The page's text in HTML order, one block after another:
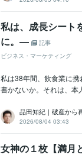
私は、成長シート
に。―
記事
ビジネス・マーケティング
私は38年間、飲食業に携
書かないか。それは、本
品田知紀｜破産から
2026/08/04 03:43
女神の１枚【満月